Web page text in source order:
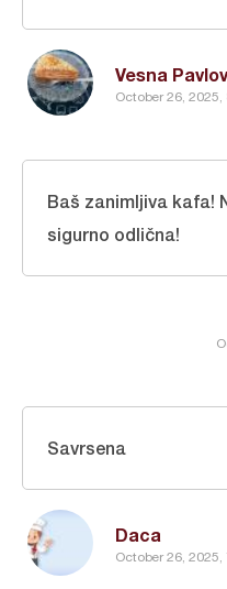
Vesna
October 26, 2025,
Baš zanimljiva kafa!
sigurno odlična!
Daca
October 26, 2025,
Savrsena